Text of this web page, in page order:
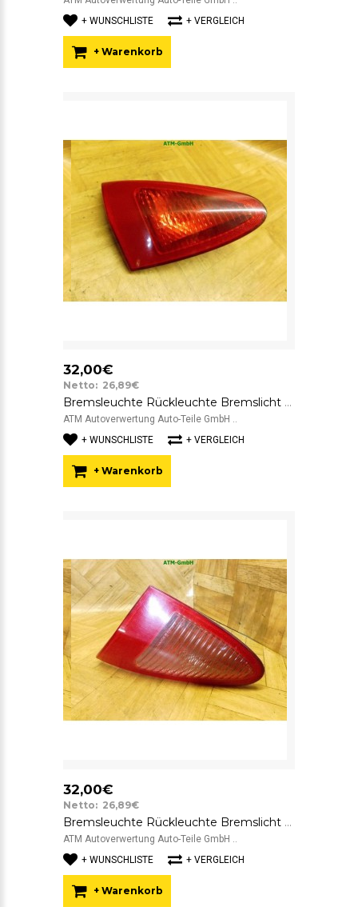
+ WUNSCHLISTE
+ VERGLEICH
+ Warenkorb
32,00€
Netto: 26,89€
Bremsleuchte Rückleuchte Bremslicht Rücklicht innen links Alfa Romeo 147
ATM Autoverwertung Auto-Teile GmbH ..
+ WUNSCHLISTE
+ VERGLEICH
+ Warenkorb
32,00€
Netto: 26,89€
Bremsleuchte Rückleuchte Bremslicht Rücklicht innen rechts Alfa Romeo 147
ATM Autoverwertung Auto-Teile GmbH ..
+ WUNSCHLISTE
+ VERGLEICH
+ Warenkorb